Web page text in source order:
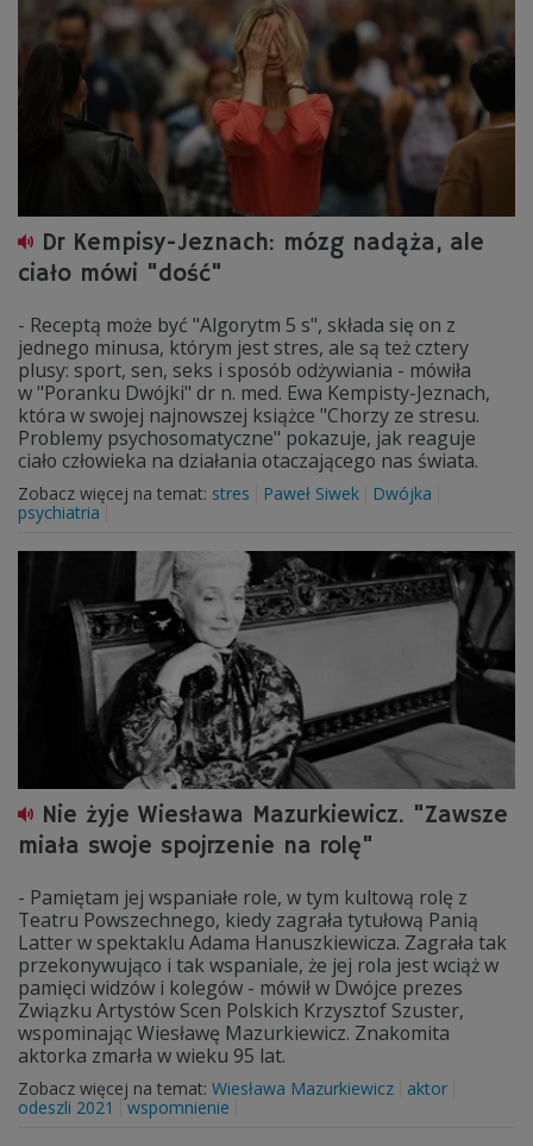
Dr Kempisy-Jeznach: mózg nadąża, ale
ciało mówi "dość"
- Receptą może być "Algorytm 5 s", składa się on z
jednego minusa, którym jest stres, ale są też cztery
plusy: sport, sen, seks i sposób odżywiania - mówiła
w "Poranku Dwójki" dr n. med. Ewa Kempisty-Jeznach,
która w swojej najnowszej książce "Chorzy ze stresu.
Problemy psychosomatyczne" pokazuje, jak reaguje
ciało człowieka na działania otaczającego nas świata.
Zobacz więcej na temat: stres Paweł Siwek
Dwójka
psychiatria
Nie żyje Wiesława Mazurkiewicz. "Zawsze
miała swoje spojrzenie na rolę"
- Pamiętam jej wspaniałe role, w tym kultową rolę z
Teatru Powszechnego, kiedy zagrała tytułową Panią
Latter w spektaklu Adama Hanuszkiewicza. Zagrała tak
przekonywująco i tak wspaniale, że jej rola jest wciąż w
pamięci widzów i kolegów - mówił w Dwójce prezes
Związku Artystów Scen Polskich Krzysztof Szuster,
wspominając Wiesławę Mazurkiewicz. Znakomita
aktorka zmarła w wieku 95 lat.
Zobacz więcej na temat: Wiesława Mazurkiewicz
aktor
odeszli 2021
wspomnienie